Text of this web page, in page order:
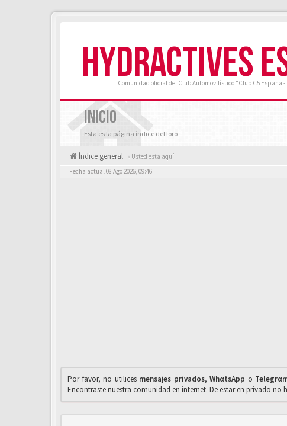
HYDRACTIVES
Comunidad oficial del Club Automovilístico "Club C5 España
INICIO
Esta es la página índice del foro
Índice general « Usted esta aquí
Fecha actual 08 Ago 2026, 09:46
Por favor, no utilices mensajes privados,WhαtsApp o
Encontraste nuestra comunidad en internet. De estar en privado no